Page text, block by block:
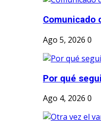
Comunicado
Ago 5, 2026 0
Por qué
Ago 4, 2026 0